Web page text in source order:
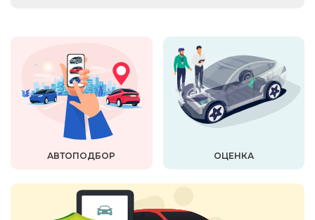
АВТОПОДБОР ОЦЕНКА